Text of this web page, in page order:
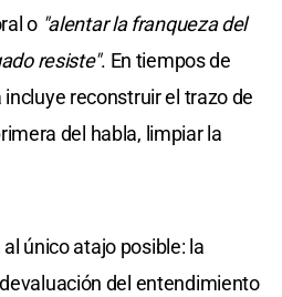
o"alentar la franqueza del
resiste". En tiempos de
reconstruir el trazo de
del habla, limpiar la
único atajo posible: la
del entendimiento